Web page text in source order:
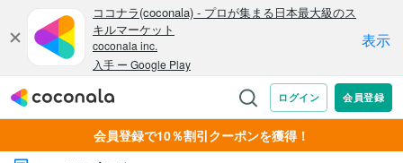
会員登録で10％割引クーポンを獲得！